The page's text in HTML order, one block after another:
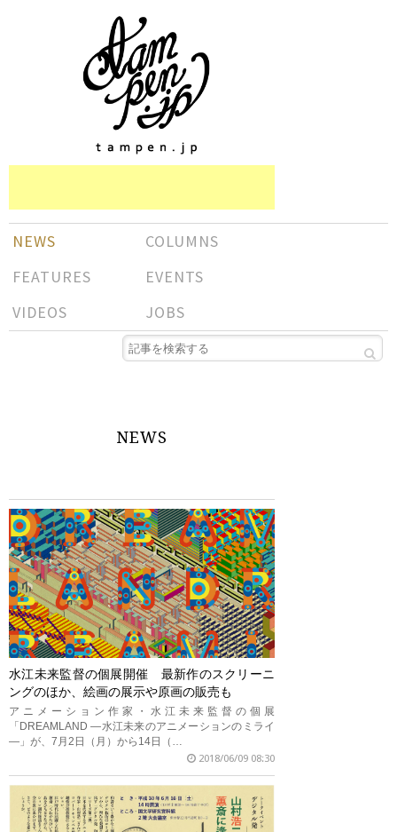
NEWS
COLUMNS
FEATURES
EVENTS
VIDEOS
JOBS
NEWS
水江未来監督の個展開催 最新作のスクリーニ
ングのほか、絵画の展示や原画の販売も
アニメーション作家・水江未来監督の個展
「DREAMLAND ―水江未来のアニメーションのミライ
―」が、7月2日（月）から14日（…
2018/06/09 08:30